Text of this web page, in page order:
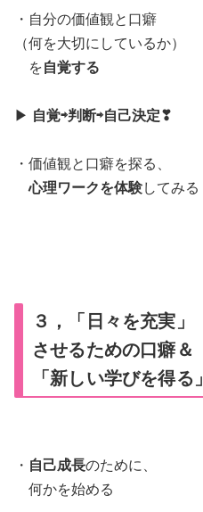
・自分の価値観と口癖
（何を大切にしているか）
を自覚する
▶ 自覚⇨判断⇨自己決定❣
・価値観と口癖を探る、
心理ワークを体験してみる
３，「日々を充実」
させるための口癖＆
「新しい学びを得る」
・ 自己成長のために、
何かを始める